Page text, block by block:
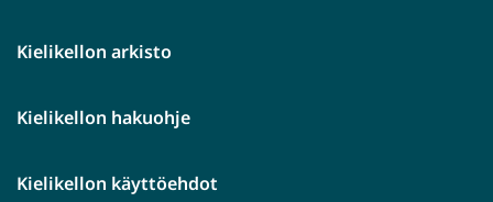
Kielikellon arkisto
Kielikellon hakuohje
Kielikellon käyttöehdot